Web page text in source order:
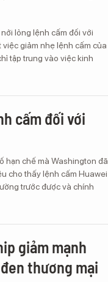
lỏng lệnh cấm đối với
giảm nhẹ lệnh cấm của
tập trung vào việc kinh
cấm đối với
hạn chế mà Washington đã
cho thấy lệnh cấm Huawei
trước được và chính
giảm mạnh
thương mại